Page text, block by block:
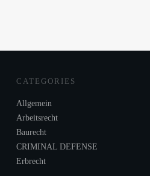
CATEGORIES
Allgemein
Arbeitsrecht
Baurecht
CRIMINAL DEFENSE
Erbrecht